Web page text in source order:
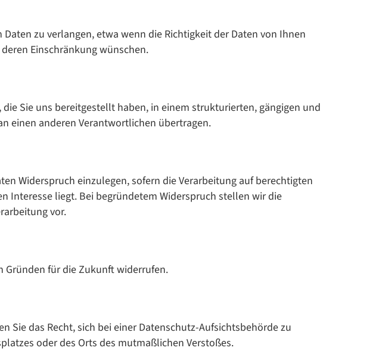
zu verlangen, etwa wenn die Richtigkeit der Daten von Ihnen
Einschränkung wünschen.
Sie uns bereitgestellt haben, in einem strukturierten, gängigen und
einen anderen Verantwortlichen übertragen.
Widerspruch einzulegen, sofern die Verarbeitung auf berechtigten
Interesse liegt. Bei begründetem Widerspruch stellen wir die
vor.
Gründen für die Zukunft widerrufen.
das Recht, sich bei einer Datenschutz-Aufsichtsbehörde zu
oder des Orts des mutmaßlichen Verstoßes.